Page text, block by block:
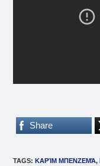
Share
TAGS: ΚΑΡΊΜ ΜΠΕΝΖΕΜΆ,